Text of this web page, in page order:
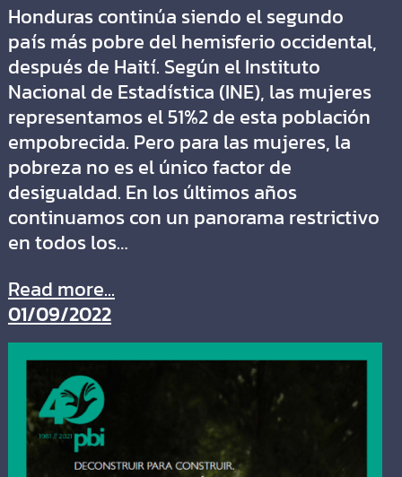
Honduras continúa siendo el segundo
país más pobre del hemisferio occidental,
después de Haití. Según el Instituto
Nacional de Estadística (INE), las mujeres
representamos el 51%2 de esta población
empobrecida. Pero para las mujeres, la
pobreza no es el único factor de
desigualdad. En los últimos años
continuamos con un panorama restrictivo
en todos los…
Read more...
01/09/2022